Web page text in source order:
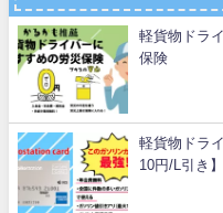
軽貨物ドラ
保険
軽貨物ドラ
10円/L引き】